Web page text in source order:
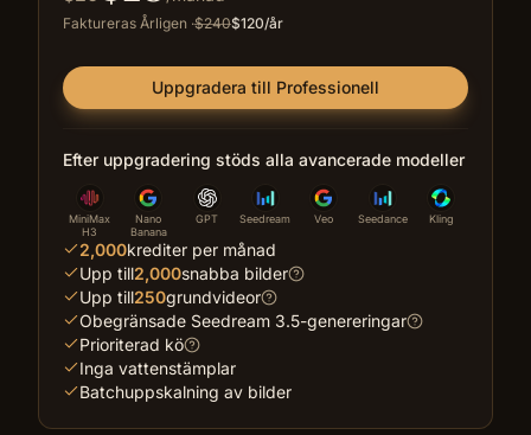
Faktureras Årligen ·$240$120/år
Uppgradera till Professionell
Efter uppgradering stöds alla avancerade modeller
MiniMax
H3
Nano
Banana
GPT Seedream Veo Seedance Kling
2,000krediter per månad
Upp till2,000snabba bilder
Upp till250grundvideor
Obegränsade Seedream 3.5-genereringar
Prioriterad kö
Inga vattenstämplar
Batchuppskalning av bilder